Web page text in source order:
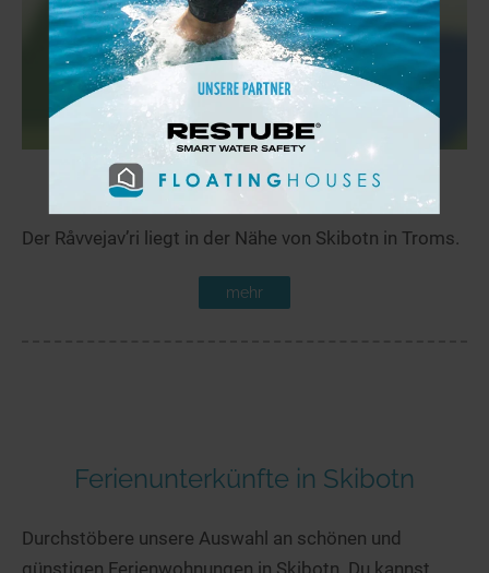
Råvvejav’ri 24,1 km
Der Råvvejav’ri liegt in der Nähe von Skibotn in Troms.
mehr
Ferienunterkünfte in Skibotn
Durchstöbere unsere Auswahl an schönen und
günstigen Ferienwohnungen in Skibotn. Du kannst